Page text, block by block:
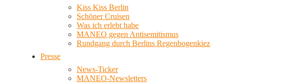
Kiss Kiss Berlin
Schöner Cruisen
Was ich erlebt habe
MANEO gegen Antisemitismus
Rundgang durch Berlins Regenbogenkiez
Presse
News-Ticker
MANEO-Newsletters